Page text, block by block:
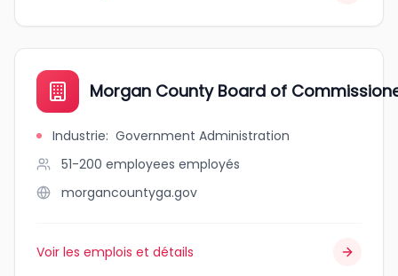
Morgan County Board of
Industrie: Government Administration
51-200 employees employés
morgancountyga.gov
Voir les emplois et détails